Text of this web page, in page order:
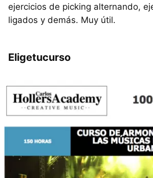
ejercicios de picking alternando,
ligados y demás. Muy útil.
Eligetucurso